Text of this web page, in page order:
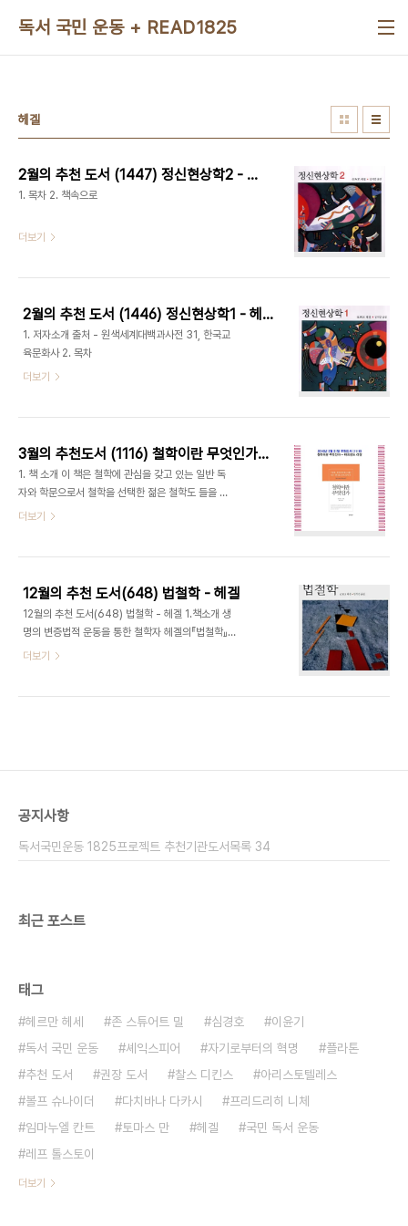
독서 국민 운동 + READ1825
헤겔
2월의 추천 도서 (1447) 정신현상학2 - 헤겔
1. 목차 2. 책속으로
더보기
2월의 추천 도서 (1446) 정신현상학1 - 헤겔
1. 저자소개 출처 - 원색세계대백과사전 31, 한국교
육문화사 2. 목차
더보기
3월의 추천도서 (1116) 철학이란 무엇인가 - 버트런드 러셀
1. 책 소개 이 책은 철학에 관심을 갖고 있는 일반 독
자와 학문으로서 철학을 선택한 젊은 철학도 들을 위
한 입문서이다. 오랜 세월에 걸쳐 철학자들 사이에서
을 바탕으로 비합리적으로 진행되는 현대 사회의 동
향과 현대인의 어리석은 행동 양태를 냉철하게 분석
하였으며 과학적 정신을 견지하며 전통적 사상과 미
신적 윤리에 맞서 인간의 진정한 모습을 추구하는데
혼신의 힘을 다하였다. 2.저자 버트런드 러셀20세기
운동가, 전투적 평화주의자, 철학ㆍ수학ㆍ과학ㆍ교
더보기
12월의 추천 도서(648) 법철학 - 헤겔
12월의 추천 도서(648) 법철학 - 헤겔 1.책소개 생
명의 변증법적 운동을 통한 철학자 헤겔의『법철학』.
이 책은 법의 본질에 관하여 규명한 것으로 근대 시민
은 말한다. 출처 - 인터넷 교보문고 2.저자소개 게오
대 거장 중 한 사람이다. 그의 '정신현상학'은..
더보기
공지사항
독서국민운동 1825프로젝트 추천기관도서목록 34
최근 포스트
태그
헤르만 헤세 존 스튜어트 밀 심경호
이윤기
독서 국민 운동
셰익스피어 자기로부터의 혁명
플라톤
추천 도서
권장 도서 찰스 디킨스
아리스토텔레스
볼프 슈나이더
다치바나 다카시
프리드리히 니체
임마누엘 칸트
토마스 만 헤겔
국민 독서 운동
레프 톨스토이
더보기